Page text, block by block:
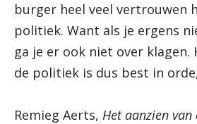
burger heel veel vertrouwen
politiek. Want als je ergens
ga je er ook niet over klagen.
de politiek is dus best in
Remieg Aerts, Het aanzien